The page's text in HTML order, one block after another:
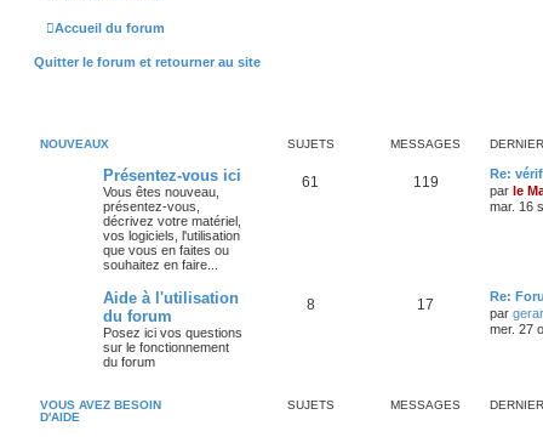
Accueil du forum
Quitter le forum et retourner au site
NOUVEAUX SUJETS MESSAGES
Présentez-vous ici
Vous êtes nouveau,
présentez-vous,
décrivez votre matériel,
vos logiciels, l'utilisation
que vous en faites ou
souhaitez en faire...
61 119
Re:
par le
mar. 16
Aide à l'utilisation
du forum
Posez ici vos questions
sur le fonctionnement
du forum
8 17
Re:
par
mer. 27
VOUS AVEZ BESOIN
D'AIDE
SUJETS MESSAGES